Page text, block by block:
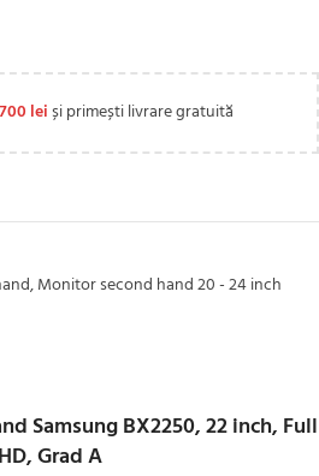
700 leiși primești livrare gratuită
,Monitor second hand 20 - 24 inch
Samsung BX2250, 22 inch, Full
HD, Grad A